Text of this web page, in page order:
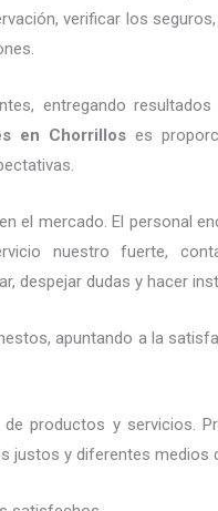
verificar los
entregando
en Chorrilloses
el mercado. El personal
nuestro fuerte,
despejar dudas y hacer
apuntando a la
productos y servicios.
justos y diferentes medios